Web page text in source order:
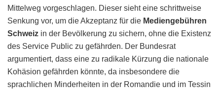
Mittelweg vorgeschlagen. Dieser sieht eine schrittweise
Senkung vor, um die Akzeptanz für die Mediengebühren
Schweiz in der Bevölkerung zu sichern, ohne die Existenz
des Service Public zu gefährden. Der Bundesrat
argumentiert, dass eine zu radikale Kürzung die nationale
Kohäsion gefährden könnte, da insbesondere die
sprachlichen Minderheiten in der Romandie und im Tessin